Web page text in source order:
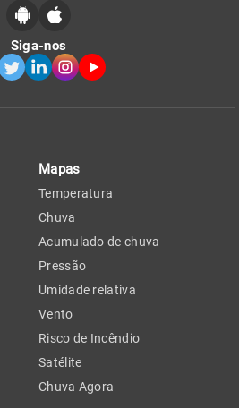
Siga-nos
Mapas
Temperatura
Chuva
Acumulado de chuva
Pressão
Umidade relativa
Vento
Risco de Incêndio
Satélite
Chuva Agora